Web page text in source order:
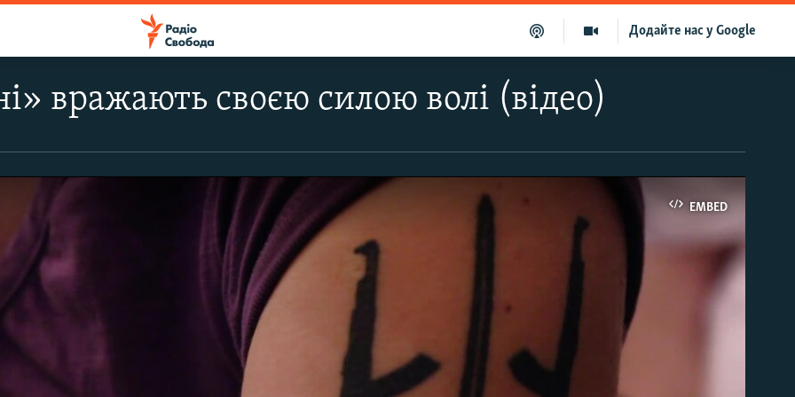
Додайте нас у Google
вражають своєю силою волі (відео)
EMBED